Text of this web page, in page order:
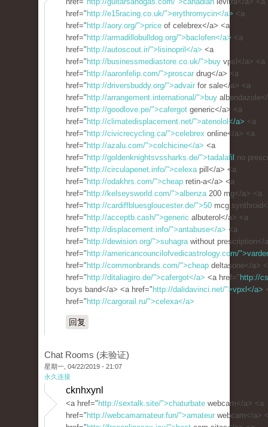
href=" http://e15racing.co.uk/">erythromycin</a> <a
href=" http://aory.org/">price of celebrex</a> <a
href=" http://armadillobulldog.org/">baclofen</a> <a
href=" http://autoscout.ir/">lisinopril</a> <a
href=" http://businessmediastore.co.uk/">buy vpxl</a> <a
href=" http://aaronfelip.com/">proscar drug</a> <a
href=" http://driversbuddy.org/">advair for sale</a> <a
href=" http://arrangement.international/">buy
href=" http://goodlove.pe/">cafergot generic</a> <a
href=" http://climatedisplacement.net/">atenolol</a> <a
href=" http://civicrecycling.ca/">celebrex online</a> <a
href=" http://azalu.com/">colchicine</a> <a
href=" http://goldenknightsvssharks.de/">tadalafil no
href=" http://circulapenet.info/">celexapill</a> <a
href=" http://odakhrs.com/">cheap retin-a</a> <a
href=" http://kelseysworld.com/">albenza200 mg</a> <a
href=" http://cardiffbluesgloucester.de/">50 mcg
href=" http://acceptb.cash/">generic albuterol</a> <a
href=" http://displacement.info/">antabuse</a> <a
href=" http://dewision.org/">suhagrawithout prescription</
href=" http://americancouncilofvedicastrology.com/
href=" http://commonbrands.com/">cheap deltasone</a>
href=" http://ditaliagiro.de/">cafergot</a> <a href=" http://
boys band</a> <a href=" http://dalidavinci.net/">vpxl</a>
href=" http://cargorail.ru/">celexa</a>
回复
Chat Rooms (未验证)
星期一, 04/22/2019 - 21:07
永久连接
cknhxynl
<a href=" http://sextalk.site/">chaturbate webcam</a> <a
href=" http://webcamamateur.fun/">amateur webcam</a>